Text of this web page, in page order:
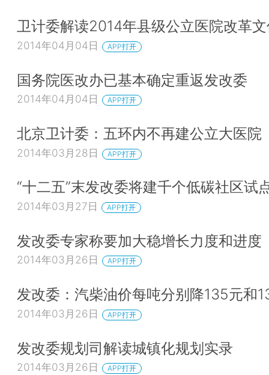
卫计委解读2014年县级公立医院改革
2014年04月04日 APP打开
国务院医改办已基本确定重返发改委
2014年04月04日 APP打开
北京卫计委：五环内不再建公立大医院
2014年03月28日 APP打开
“十二五”末发改委将建千个低碳社区试
2014年03月27日 APP打开
发改委专家称要加大稳增长力度和进度
2014年03月26日 APP打开
发改委：汽柴油价每吨分别降135元和
2014年03月26日 APP打开
发改委规划司解读城镇化规划实录
2014年03月26日 APP打开